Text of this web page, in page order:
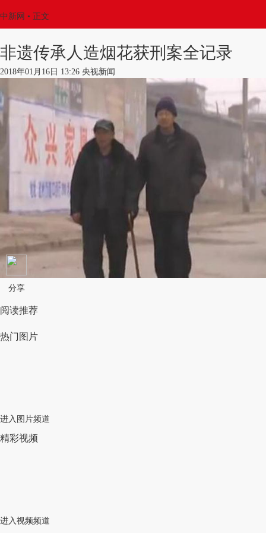
中新网 • 正文
非遗传承人造烟花获刑案全记录
2018年01月16日 13:26 央视新闻
分享
阅读推荐
热门图片
进入图片频道
精彩视频
进入视频频道